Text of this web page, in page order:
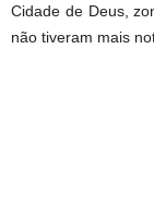
Cidade de Deus,
não tiveram mais